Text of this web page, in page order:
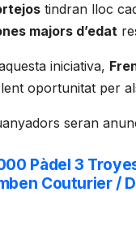
tindran lloc
majors d’edat
iniciativa,
oportunitat per
seran
Pàdel 3
Couturier /